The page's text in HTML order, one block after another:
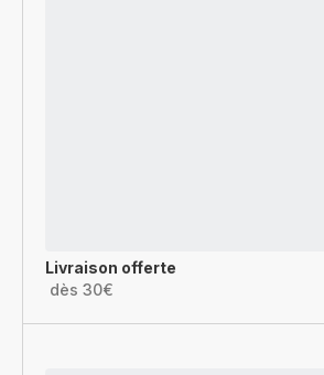
Livraison offerte
dès 30€